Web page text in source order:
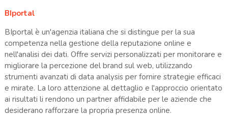
BIportal
BIportal è un'agenzia italiana che si distingue per la sua
competenza nella gestione della reputazione online e
nell'analisi dei dati. Offre servizi personalizzati per monitorare e
migliorare la percezione del brand sul web, utilizzando
strumenti avanzati di data analysis per fornire strategie efficaci
e mirate. La loro attenzione al dettaglio e l'approccio orientato
ai risultati li rendono un partner affidabile per le aziende che
desiderano rafforzare la propria presenza online.